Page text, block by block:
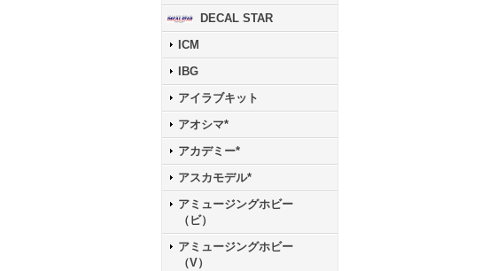
DECAL STAR
ICM
IBG
アイラブキット
アオシマ*
アカデミー*
アスカモデル*
アミュージングホビー
（ビ）
アミュージングホビー
（V）